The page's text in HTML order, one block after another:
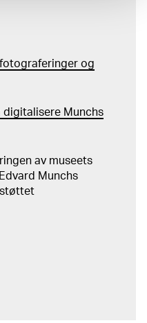
og
digitalisere Munchs
av museets
Munchs
støttet